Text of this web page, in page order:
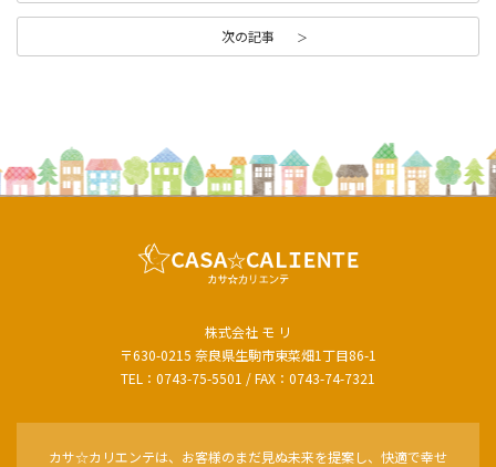
次の記事
株式会社 モ リ
〒630-0215 奈良県生駒市東菜畑1丁目86-1
TEL：0743-75-5501 / FAX：0743-74-7321
カサ☆カリエンテは、お客様のまだ見ぬ未来を提案し、快適で幸せ